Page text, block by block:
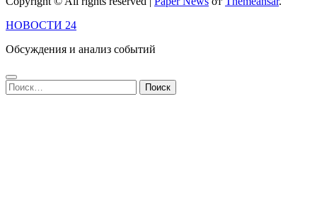
НОВОСТИ 24
Обсуждения и анализ событий
Найти: